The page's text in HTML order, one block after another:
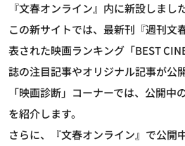
『文春オンライン』内に新設しました
この新サイトでは、最新刊『週刊文
表された映画ランキング「BEST
誌の注目記事やオリジナル記事が公
「映画診断」コーナーでは、公開
を紹介します。
さらに、『文春オンライン』で公開